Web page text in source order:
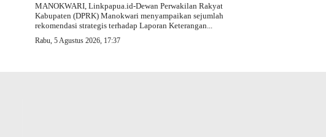
MANOKWARI, Linkpapua.id-Dewan Perwakilan Rakyat
Kabupaten (DPRK) Manokwari menyampaikan sejumlah
rekomendasi strategis terhadap Laporan Keterangan...
Rabu, 5 Agustus 2026, 17:37